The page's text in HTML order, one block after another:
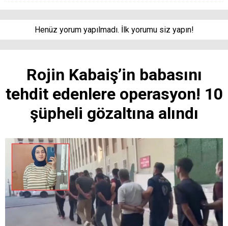
Henüz yorum yapılmadı. İlk yorumu siz yapın!
Rojin Kabaiş’in babasını
tehdit edenlere operasyon! 10
şüpheli gözaltına alındı